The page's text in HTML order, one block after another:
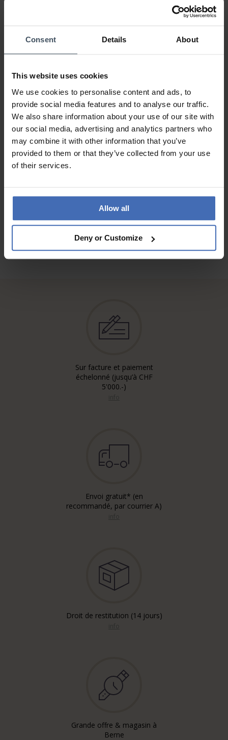
Consent Details About
This website uses cookies
We use cookies to personalise content and ads, to
provide social media features and to analyse our traffic.
We also share information about your use of our site with
our social media, advertising and analytics partners who
may combine it with other information that you’ve
provided to them or that they’ve collected from your use
of their services.
Allow all
Deny or Customize
0%
0%
Satisfaction
Avis par Marcelli Loredanadimanche, 30 septembre 2018
LOOK
VALEUR-PRIX
Service impeccable
AUX AVIS DES CLIENTS
Sur facture et paiement
échelonné (jusqu’à CHF
5'000.-)
Envoi gratuit* (en
recommandé, par courrier A)
Droit de restitution (14 jours)
Grande offre & magasin à
Berne